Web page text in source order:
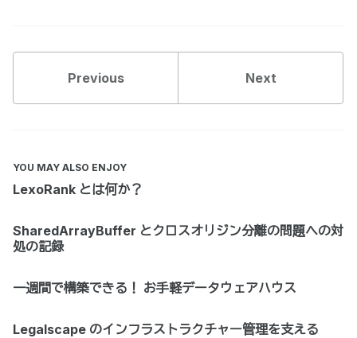
Previous Next
YOU MAY ALSO ENJOY
LexoRank とは何か？
SharedArrayBuffer とクロスオリジン分離の問題への対
処の記録
一週間で構築できる！ お手軽データウェアハウス
Legalscape のインフラストラクチャー管理を支える